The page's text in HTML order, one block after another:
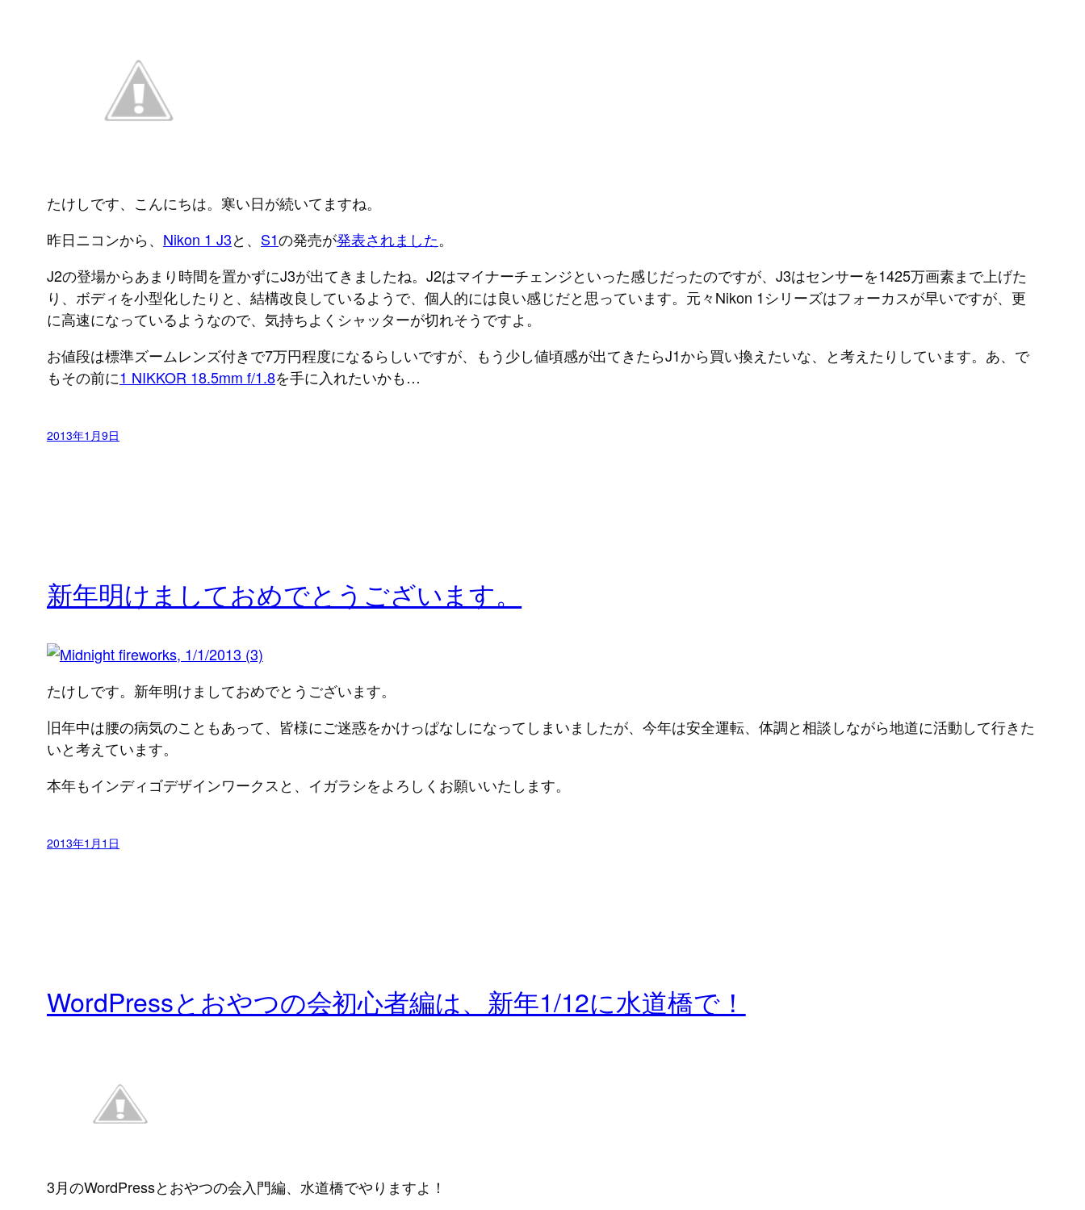
たけしです、こんにちは。寒い日が続いてますね。
昨日ニコンから、 Nikon 1 J3と、 S1の発売が発表されました。
J2の登場からあまり時間を置かずにJ3が出てきましたね。J2はマイナーチェンジといった感じだったのですが、J3はセンサーを1425万画素まで上げた
り、ボディを小型化したりと、結構改良しているようで、個人的には良い感じだと思っています。元々Nikon 1シリーズはフォーカスが早いですが、更
に高速になっているようなので、気持ちよくシャッターが切れそうですよ。
お値段は標準ズームレンズ付きで7万円程度になるらしいですが、もう少し値頃感が出てきたらJ1から買い換えたいな、と考えたりしています。あ、で
もその前に1 NIKKOR 18.5mm f/1.8を手に入れたいかも…
2013年1月9日
新年明けましておめでとうございます。
たけしです。新年明けましておめでとうございます。
旧年中は腰の病気のこともあって、皆様にご迷惑をかけっぱなしになってしまいましたが、今年は安全運転、体調と相談しながら地道に活動して行きた
いと考えています。
本年もインディゴデザインワークスと、イガラシをよろしくお願いいたします。
2013年1月1日
WordPressとおやつの会初心者編は、新年1/12に水道橋で！
3月のWordPressとおやつの会入門編、水道橋でやりますよ！